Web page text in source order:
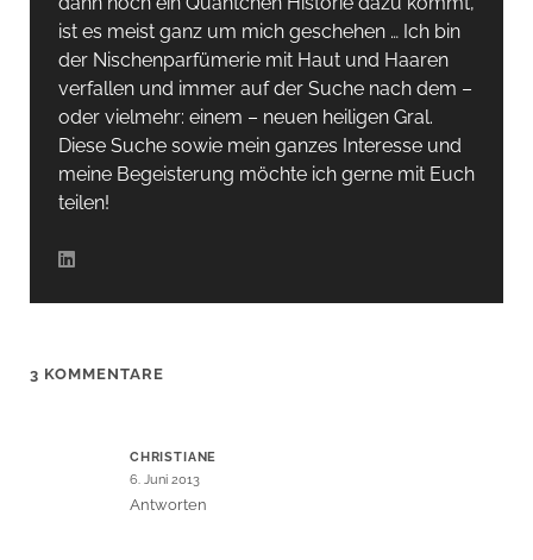
ist es meist ganz um mich geschehen … Ich bin
der Nischenparfümerie mit Haut und Haaren
verfallen und immer auf der Suche nach dem –
oder vielmehr: einem – neuen heiligen Gral.
Diese Suche sowie mein ganzes Interesse und
meine Begeisterung möchte ich gerne mit Euch
teilen!
3 KOMMENTARE
CHRISTIANE
6. Juni 2013
Antworten